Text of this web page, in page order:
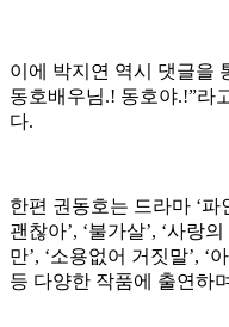
이에 박지연 역시 댓글을
동호배우님.! 동호야.!”라
다.
한편 권동호는 드라마 ‘파
괜찮아’, ‘불가살’, ‘사랑
만’, ‘소용없어 거짓말’, ‘
등 다양한 작품에 출연하